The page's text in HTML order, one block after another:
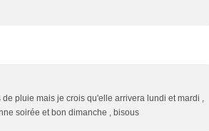
pluie mais je crois qu'elle arrivera lundi et mardi ,
soirée et bon dimanche , bisous